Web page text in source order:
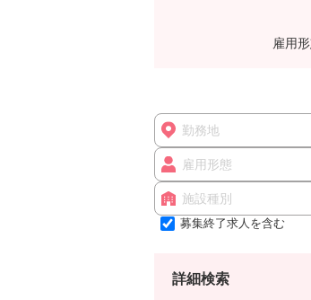
雇用
勤務地
雇用形態
施設種別
募集終了求人を含む
詳細検索